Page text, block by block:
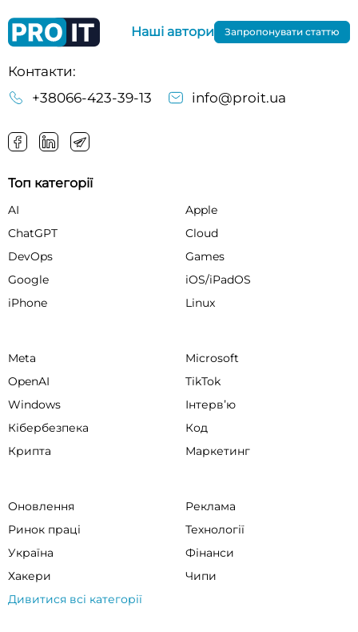
Контакти:
+38066-423-39-13
info@proit.ua
Наші автори Запропонувати статтю
Топ категорії
AI
Apple
ChatGPT
Cloud
DevOps
Games
Google
iOS/iPadOS
iPhone
Linux
Meta
Microsoft
OpenAI
TikTok
Windows
Інтервʼю
Кібербезпека
Код
Крипта
Маркетинг
Оновлення
Реклама
Ринок праці
Технології
Україна
Фінанси
Хакери
Чипи
Дивитися всі категорії